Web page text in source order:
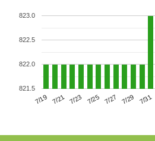
7/19 7/21 7/23 7/25 7/27 7/29 7/31
821.5
822.0
822.5
823.0